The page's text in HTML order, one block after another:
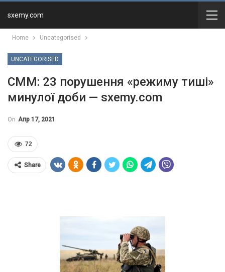
sxemy.com
Home Uncategorised
UNCATEGORISED
СММ: 23 порушення «режиму тиші»
минулої доби — sxemy.com
On Апр 17, 2021
72
Share